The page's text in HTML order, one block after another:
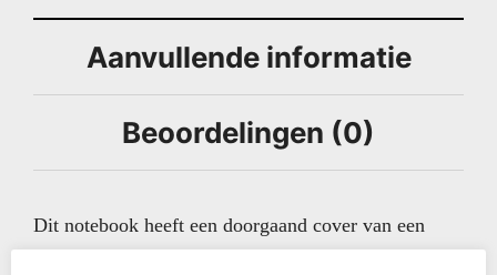
Aanvullende informatie
Beoordelingen (0)
Dit notebook heeft een doorgaand cover van een
schitterend gekleurde groene stof. Daardoor is het